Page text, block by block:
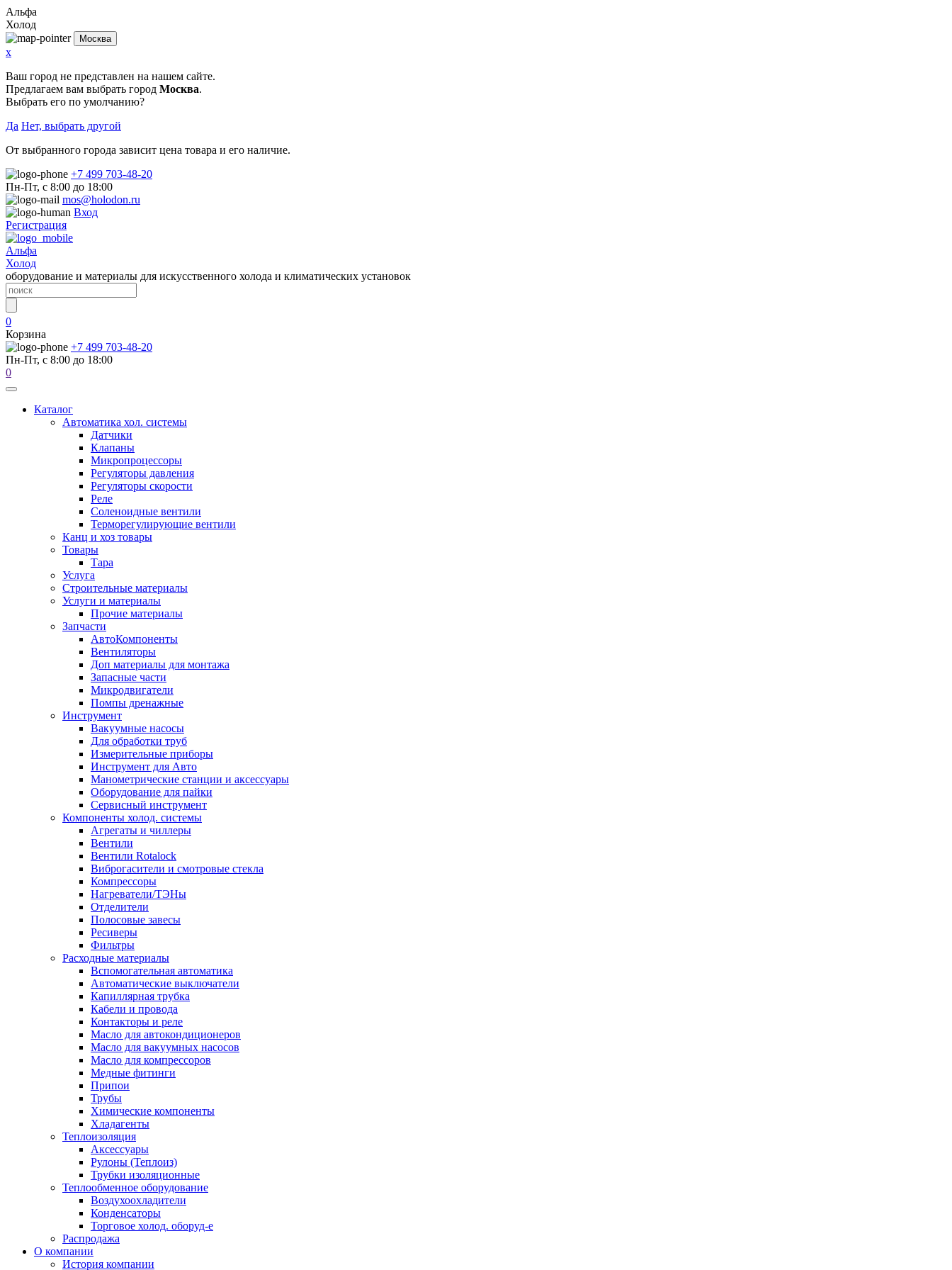
Альфа
Холод
Москва
x
Ваш город не представлен на нашем сайте.
Предлагаем вам выбрать город Москва.
Выбрать его по умолчанию?
Да Нет, выбрать другой
От выбранного города зависит цена товара и его наличие.
+7 499 703-48-20
Пн-Пт, с 8:00 до 18:00
mos@holodon.ru
Вход
Регистрация
Альфа
Холод
оборудование и материалы для искусственного холода и климатических установок
0
Корзина
+7 499 703-48-20
Пн-Пт, с 8:00 до 18:00
0
Каталог
Автоматика хол. системы
Датчики
Клапаны
Микропроцессоры
Регуляторы давления
Регуляторы скорости
Реле
Соленоидные вентили
Терморегулирующие вентили
Канц и хоз товары
Товары
Тара
Услуга
Строительные материалы
Услуги и материалы
Прочие материалы
Запчасти
АвтоКомпоненты
Вентиляторы
Доп материалы для монтажа
Запасные части
Микродвигатели
Помпы дренажные
Инструмент
Вакуумные насосы
Для обработки труб
Измерительные приборы
Инструмент для Авто
Манометрические станции и аксессуары
Оборудование для пайки
Сервисный инструмент
Компоненты холод. системы
Агрегаты и чиллеры
Вентили
Вентили Rotalock
Виброгасители и смотровые стекла
Компрессоры
Нагреватели/ТЭНы
Отделители
Полосовые завесы
Ресиверы
Фильтры
Расходные материалы
Вспомогательная автоматика
Автоматические выключатели
Капиллярная трубка
Кабели и провода
Контакторы и реле
Масло для автокондиционеров
Масло для вакуумных насосов
Масло для компрессоров
Медные фитинги
Припои
Трубы
Химические компоненты
Хладагенты
Теплоизоляция
Аксессуары
Рулоны (Теплоиз)
Трубки изоляционные
Теплообменное оборудование
Воздухоохладители
Конденсаторы
Торговое холод. оборуд-е
Распродажа
О компании
История компании